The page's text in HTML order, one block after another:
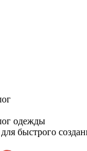
одежды
быстрого